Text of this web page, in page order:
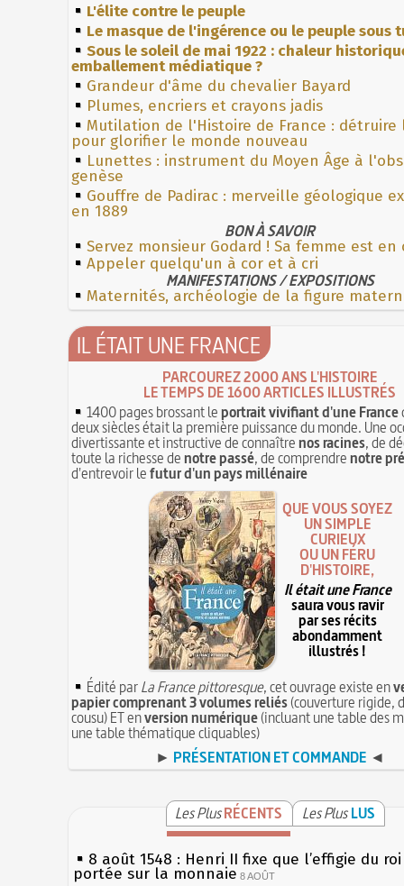
L'élite contre le peuple
Le masque de l'ingérence ou le peuple sous
Sous le soleil de mai 1922 : chaleur
emballement médiatique ?
Grandeur d'âme du chevalier Bayard
Plumes, encriers et crayons jadis
Mutilation de l'Histoire de France : détruire
pour glorifier le monde nouveau
Lunettes : instrument du Moyen Âge à
genèse
Gouffre de Padirac : merveille géologique
en 1889
BON À SAVOIR
Servez monsieur Godard ! Sa femme est en
Appeler quelqu'un à cor et à cri
MANIFESTATIONS / EXPOSITIONS
Maternités, archéologie de la figure
IL ÉTAIT UNE FRANCE
PARCOUREZ 2000 ANS L'HISTOIRE
LE TEMPS DE 1600 ARTICLES ILLUSTRÉS
1400 pages brossant leportrait vivifiant d'une France
deux siècles était la première puissance du monde. Une
divertissante et instructive de connaîtrenos racines, de
toute la richesse denotre passé, de comprendrenotre
d'entrevoir lefutur d'un pays millénaire
QUE VOUS SOYEZ
UN SIMPLE
CURIEUX
OU UN FÉRU
D'HISTOIRE,
Il était une France
saura vous ravir
par ses récits
abondamment
illustrés !
Édité parLa France pittoresque, cet ouvrage existe en
papier comprenant 3 volumes reliés(couverture rigide,
cousu) ET enversion numérique(incluant une table des
une table thématique cliquables)
► PRÉSENTATION ET COMMANDE ◄
Les PlusRÉCENTS Les Plus LUS
8 août 1548 : Henri II fixe que l’effigie du
portée sur la monnaie 8 AOÛT